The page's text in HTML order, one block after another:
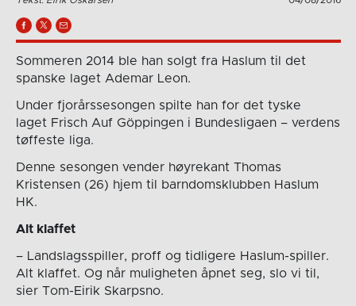
Sommeren 2014 ble han solgt fra Haslum til det
spanske laget Ademar Leon.
Under fjorårssesongen spilte han for det tyske
laget Frisch Auf Göppingen i Bundesligaen – verdens
tøffeste liga.
Denne sesongen vender høyrekant Thomas
Kristensen (26) hjem til barndomsklubben Haslum
HK.
Alt klaffet
– Landslagsspiller, proff og tidligere Haslum-spiller.
Alt klaffet. Og når muligheten åpnet seg, slo vi til,
sier Tom-Eirik Skarpsno.